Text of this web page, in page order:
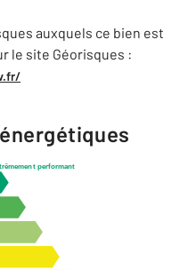
auxquels ce bien est
le site Géorisques :
performant